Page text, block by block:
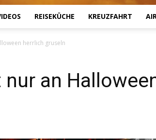
REISEKÜCHE KREUZFAHRT
herrlich gruseln
an